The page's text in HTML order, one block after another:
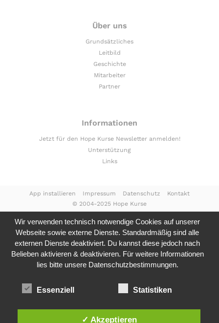
Über uns
Grundsätzliches
Leitbild
Geschichte
Mitarbeiter
Partner
Informationen
Jetzt für den Hope Kurse Newsletter anmelden!
Unterstützung
Links
© 2004-2025 Hope Kurse
App installieren Impressum Datenschutz Kontakt
Wir verwenden technisch notwendige Cookies auf unserer
Webseite sowie externe Dienste. Standardmäßig sind alle
externen Dienste deaktiviert. Du kannst diese jedoch nach
Belieben aktivieren & deaktivieren. Für weitere Informationen
lies bitte unsere Datenschutzbestimmungen.
Essenziell Statistiken
✓ Akzeptieren